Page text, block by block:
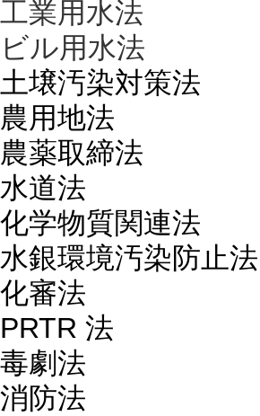
工業用水法
ビル用水法
土壌汚染対策法
農用地法
農薬取締法
水道法
化学物質関連法
水銀環境汚染防止法
化審法
PRTR 法
毒劇法
消防法